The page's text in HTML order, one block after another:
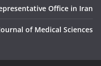
Office in Iran
of Medical Sciences